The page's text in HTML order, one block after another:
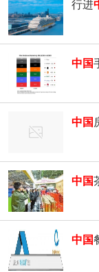
行进
中国
中国
中国
中国